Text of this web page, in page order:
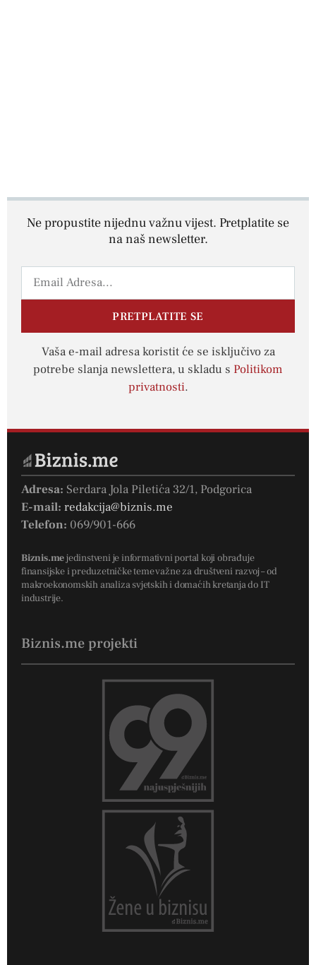
Ne propustite nijednu važnu vijest. Pretplatite se
na naš newsletter.
PRETPLATITE SE
Vaša e-mail adresa koristit će se isključivo za
potrebe slanja newslettera, u skladu s Politikom
privatnosti.
Adresa: Serdara Jola Piletića 32/1, Podgorica
E-mail: redakcija@biznis.me
Telefon: 069/901-666
Biznis.mejedinstveni je informativni portal koji obrađuje
finansijske i preduzetničke teme važne za društveni razvoj – od
makroekonomskih analiza svjetskih i domaćih kretanja do IT
industrije.
Biznis.me projekti